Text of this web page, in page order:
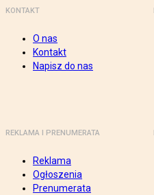
KONTAKT
O nas
Kontakt
Napisz do nas
REKLAMA I PRENUMERATA
Reklama
Ogłoszenia
Prenumerata